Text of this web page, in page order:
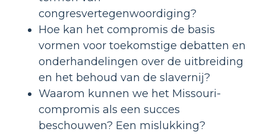
congresvertegenwoordiging?
Hoe kan het compromis de basis
vormen voor toekomstige debatten en
onderhandelingen over de uitbreiding
en het behoud van de slavernij?
Waarom kunnen we het Missouri-
compromis als een succes
beschouwen? Een mislukking?